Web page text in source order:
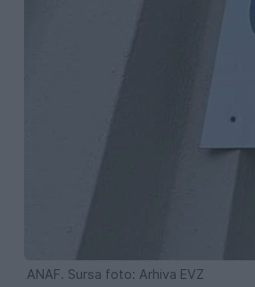
ANAF. Sursa foto: Arhiva EVZ